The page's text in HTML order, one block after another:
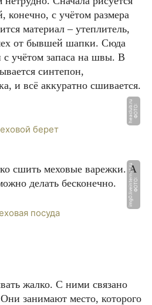
конечно, с учётом размера
материал – утеплитель,
от бывшей шапки. Сюда
с учётом запаса на швы. В
синтепон,
и всё аккуратно сшивается.
Ф
О
Т
О:
h
e
a
cl
u
b.
r
u
сшить меховые варежки. А
делать бесконечно.
Ф
О
Т
О:
i
m
g
0.li
v
ei
n
t
e
r
n
e
t.
r
u
жалко. С ними связано
занимают место, которого